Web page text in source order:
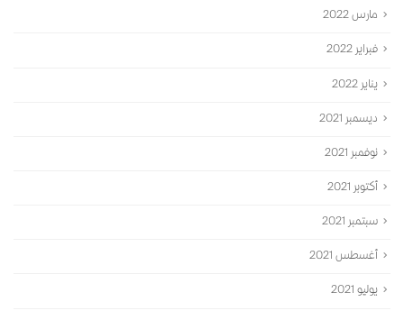
مارس 2022
فبراير 2022
يناير 2022
ديسمبر 2021
نوفمبر 2021
أكتوبر 2021
سبتمبر 2021
أغسطس 2021
يوليو 2021